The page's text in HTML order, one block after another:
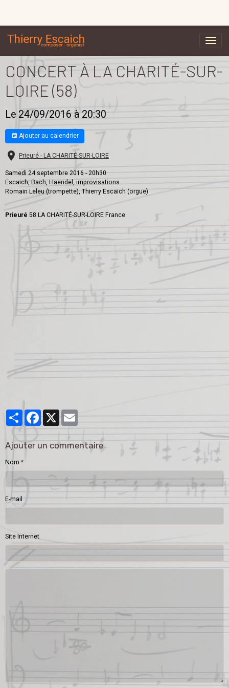
CONCERT À LA CHARITÉ-SUR-
LOIRE (58)
Le 24/09/2016 à 20:30
Ajouter au calendrier
Prieuré - LA CHARITÉ-SUR-LOIRE
Samedi 24 septembre 2016 - 20h30
Escaich, Bach, Haendel, improvisations
Romain Leleu (trompette), Thierry Escaich (orgue)
Prieuré 58 LA CHARITÉ-SUR-LOIRE France
PartagerFacebook
Ajouter un commentaire
Nom
E-mail
Site Internet